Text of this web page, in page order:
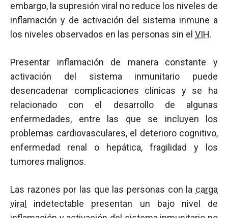
embargo, la supresión viral no reduce los niveles de
inflamación y de activación del sistema inmune a
los niveles observados en las personas sin el VIH.
Presentar inflamación de manera constante y
activación del sistema inmunitario puede
desencadenar complicaciones clínicas y se ha
relacionado con el desarrollo de algunas
enfermedades, entre las que se incluyen los
problemas cardiovasculares, el deterioro cognitivo,
enfermedad renal o hepática, fragilidad y los
tumores malignos.
Las razones por las que las personas con la carga
viral
indetectable presentan un bajo nivel de